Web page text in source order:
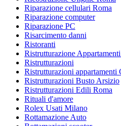
Riparazione cellulari Roma
Riparazione computer
Riparazione PC
Risarcimento danni
Ristoranti
Ristrutturazione
Ristrutturazioni
Ristrutturazioni appartamenti
Ristrutturazioni Busto Arsizio
Ristrutturazioni Edili Roma
Rituali d'amore
Rolex Usati Milano
Rottamazione Auto